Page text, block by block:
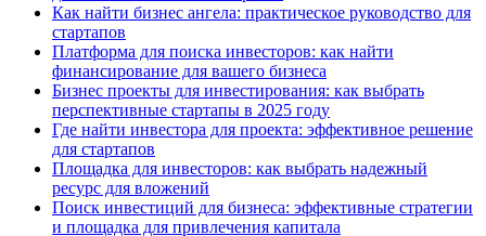
Как найти бизнес ангела: практическое руководство для
стартапов
Платформа для поиска инвесторов: как найти
финансирование для вашего бизнеса
Бизнес проекты для инвестирования: как выбрать
перспективные стартапы в 2025 году
Где найти инвестора для проекта: эффективное решение
для стартапов
Площадка для инвесторов: как выбрать надежный
ресурс для вложений
Поиск инвестиций для бизнеса: эффективные стратегии
и площадка для привлечения капитала